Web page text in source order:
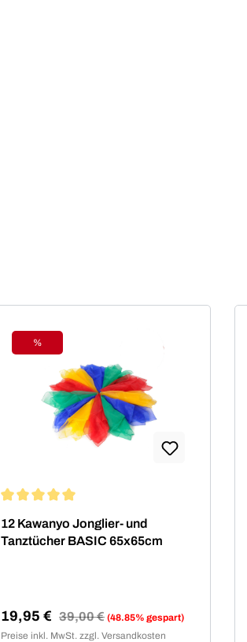
Rabatt
%
12 Kawanyo Jonglier- und
Tanztücher BASIC 65x65cm
Verkaufspreis:
19,95 € Regulärer Preis:
39,00 € (48.85% gespart)
Preise inkl. MwSt. zzgl. Versandkosten